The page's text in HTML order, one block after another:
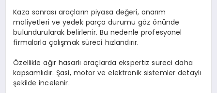
Kaza sonrası araçların piyasa değeri, onarım
maliyetleri ve yedek parça durumu göz önünde
bulundurularak belirlenir. Bu nedenle profesyonel
firmalarla çalışmak süreci hızlandırır.
Özellikle ağır hasarlı araçlarda ekspertiz süreci daha
kapsamlıdır. Şasi, motor ve elektronik sistemler detaylı
şekilde incelenir.